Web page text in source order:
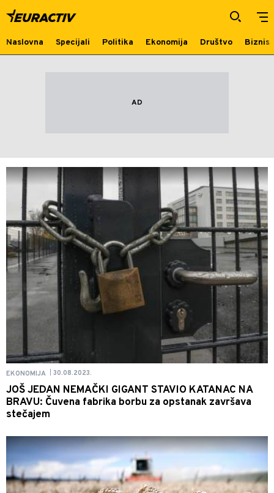
Bankrot
Naslovna Specijali Politika Ekonomija Društvo Biznis
EKONOMIJA 30.08.2023.
JOŠ JEDAN NEMAČKI GIGANT STAVIO KATANAC NA
BRAVU: Čuvena fabrika borbu za opstanak završava
stečajem